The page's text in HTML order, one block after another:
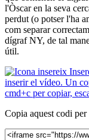
l'Òscar en la seva
perdut (o potser l'ha
com separar
dígraf NY, de tal
útil.
inserir el vídeo. Un
cmd+c per copiar,
Copia aquest codi